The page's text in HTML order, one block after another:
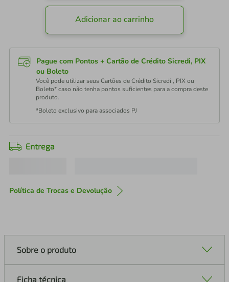
Adicionar ao carrinho
Pague com Pontos + Cartão de Crédito Sicredi, PIX
ou Boleto
Você pode utilizar seus Cartões de Crédito Sicredi , PIX ou
Boleto* caso não tenha pontos suficientes para a compra deste
produto.
*Boleto exclusivo para associados PJ
Entrega
Política de Trocas e Devolução
Sobre o produto
Ficha técnica